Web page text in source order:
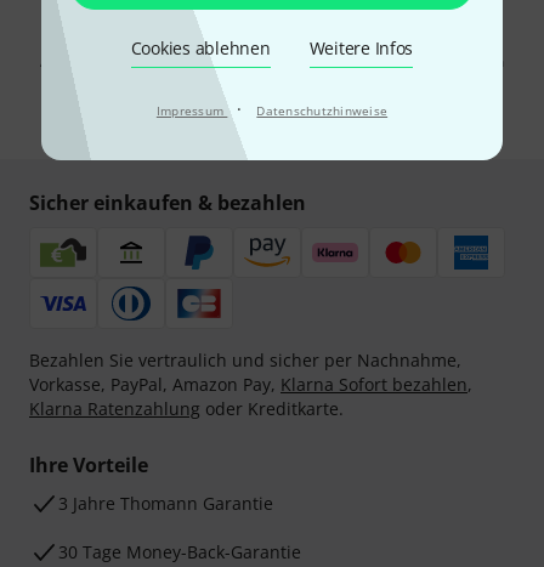
Cookies ablehnen Weitere Infos
Impressum · Datenschutzhinweise
Mit Klick auf „Jetzt anmelden“ stimmen Sie dem Erhalt von E-Mail-
Werbung und einer Messung des E-Mail-Nutzungsverhaltens zu. Die
Abmeldung ist jederzeit möglich. Weitere Informationen finden Sie in
unseren
* Pflichtfeld
Sicher einkaufen & bezahlen
Bezahlen Sie vertraulich und sicher per Nachnahme,
Vorkasse, PayPal, Amazon Pay, Klarna Sofort bezahlen,
Klarna Ratenzahlung oder Kreditkarte.
Ihre Vorteile
3 Jahre Thomann Garantie
30 Tage Money-Back-Garantie